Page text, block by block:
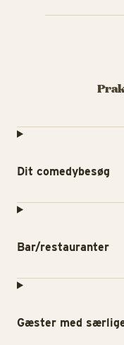
Dit comedybesøg
Bar/restauranter
Gæster med